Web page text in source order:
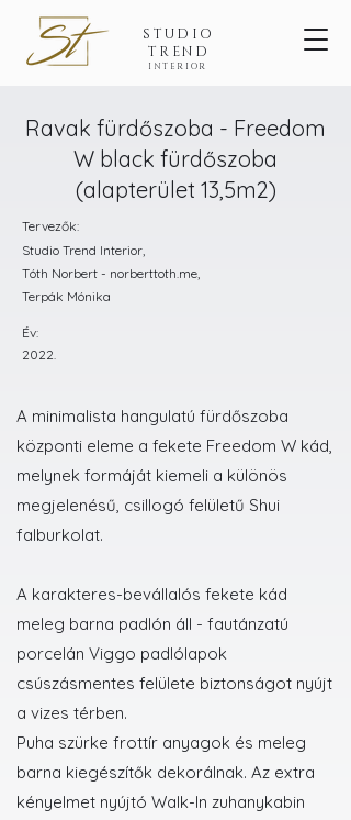
STUDIO
TREND
INTERIOR
Ravak fürdőszoba - Freedom
W black fürdőszoba
(alapterület 13,5m2)
Tervezők:
Studio Trend Interior,
Tóth Norbert - norberttoth.me,
Terpák Mónika
Év:
2022.
A minimalista hangulatú fürdőszoba
központi eleme a fekete Freedom W kád,
melynek formáját kiemeli a különös
megjelenésű, csillogó felületű Shui
falburkolat.
A karakteres-bevállalós fekete kád
meleg barna padlón áll - fautánzatú
porcelán Viggo padlólapok
csúszásmentes felülete biztonságot nyújt
a vizes térben.
Puha szürke frottír anyagok és meleg
barna kiegészítők dekorálnak. Az extra
kényelmet nyújtó Walk-In zuhanykabin